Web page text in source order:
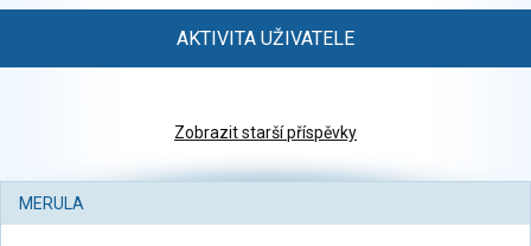
AKTIVITA UŽIVATELE
Zobrazit starší příspěvky
MERULA